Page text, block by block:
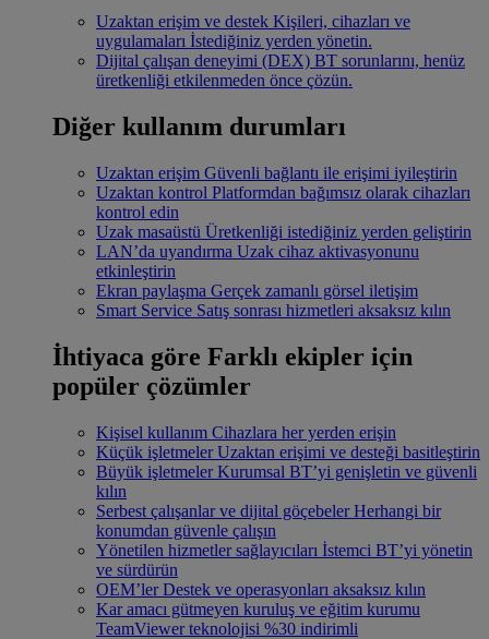
Uzaktan erişim ve destek Kişileri, cihazları ve
uygulamaları İstediğiniz yerden yönetin.
Dijital çalışan deneyimi (DEX) BT sorunlarını, henüz
üretkenliği etkilenmeden önce çözün.
Diğer kullanım durumları
Uzaktan erişim Güvenli bağlantı ile erişimi iyileştirin
Uzaktan kontrol Platformdan bağımsız olarak cihazları
kontrol edin
Uzak masaüstü Üretkenliği istediğiniz yerden geliştirin
LAN’da uyandırma Uzak cihaz aktivasyonunu
etkinleştirin
Ekran paylaşma Gerçek zamanlı görsel iletişim
Smart Service Satış sonrası hizmetleri aksaksız kılın
İhtiyaca göre Farklı ekipler için
popüler çözümler
Kişisel kullanım Cihazlara her yerden erişin
Küçük işletmeler Uzaktan erişimi ve desteği basitleştirin
Büyük işletmeler Kurumsal BT’yi genişletin ve güvenli
kılın
Serbest çalışanlar ve dijital göçebeler Herhangi bir
konumdan güvenle çalışın
Yönetilen hizmetler sağlayıcıları İstemci BT’yi yönetin
ve sürdürün
OEM’ler Destek ve operasyonları aksaksız kılın
Kar amacı gütmeyen kuruluş ve eğitim kurumu
TeamViewer teknolojisi %30 indirimli